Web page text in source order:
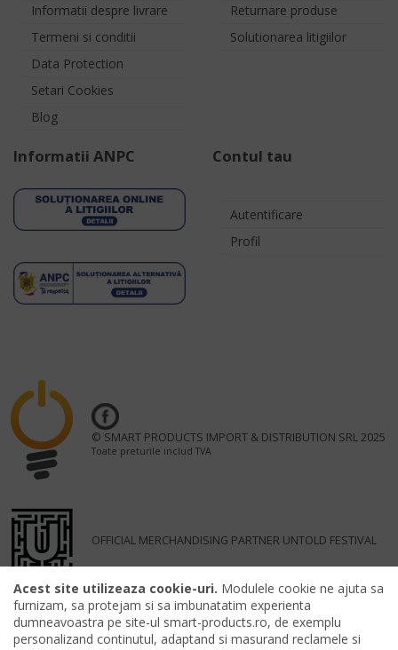
Informatii despre livrare
Termeni si conditii
Data Protection
Setari Cookies
Blog
Returnare produse
Solutionarea litigiilor
Informatii ANPC Contul tau
Autentificare
Profil
© SMART PRODUCTS IMPORT & DISTRIBUTION SRL 2025
Toate preturile includ TVA
OFFICIAL MERCHANDISING PARTNER UNTOLD FESTIVAL
Acest site utilizeaza cookie-uri. Modulele cookie ne ajuta sa
furnizam, sa protejam si sa imbunatatim experienta
dumneavoastra pe site-ul smart-products.ro, de exemplu
personalizand continutul, adaptand si masurand reclamele si